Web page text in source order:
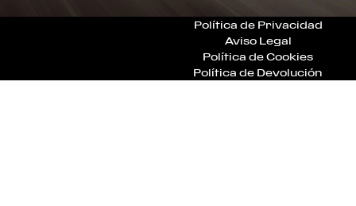
Política de Privacidad
Aviso Legal
Política de Cookies
Política de Devolución